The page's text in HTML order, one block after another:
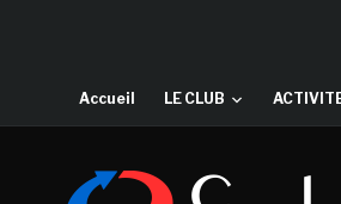
Accueil LE CLUB